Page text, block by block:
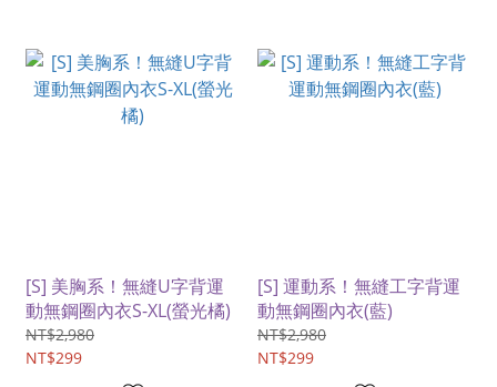
[S] 美胸系！無縫U字背運
動無鋼圈內衣S-XL(螢光橘)
NT$2,980
NT$299
[S] 運動系！無縫工字背運
動無鋼圈內衣(藍)
NT$2,980
NT$299